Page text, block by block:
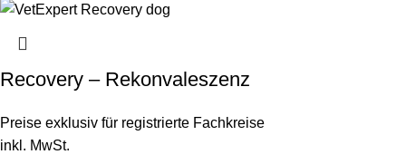
Recovery – Rekonvaleszenz
Preise exklusiv für registrierte Fachkreise
inkl. MwSt.